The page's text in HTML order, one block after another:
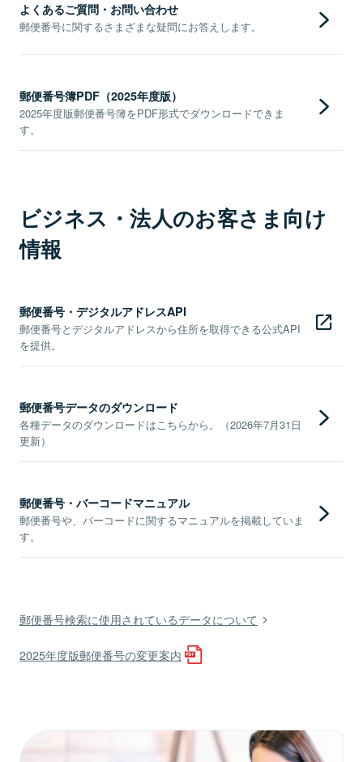
よくあるご質問・お問い合わせ
郵便番号に関するさまざまな疑問にお答えします。
郵便番号簿PDF（2025年度版）
2025年度版郵便番号簿をPDF形式でダウンロードできま
す。
ビジネス・法人のお客さま向け
情報
郵便番号・デジタルアドレスAPI
郵便番号とデジタルアドレスから住所を取得できる公式API
を提供。
郵便番号データのダウンロード
各種データのダウンロードはこちらから。（2026年7月31日
更新）
郵便番号・バーコードマニュアル
郵便番号や、バーコードに関するマニュアルを掲載していま
す。
郵便番号検索に使用されているデータについて
2025年度版郵便番号の変更案内